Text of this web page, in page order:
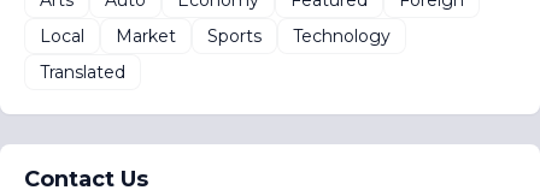
Local
Market Sports
Technology
Translated
Contact Us